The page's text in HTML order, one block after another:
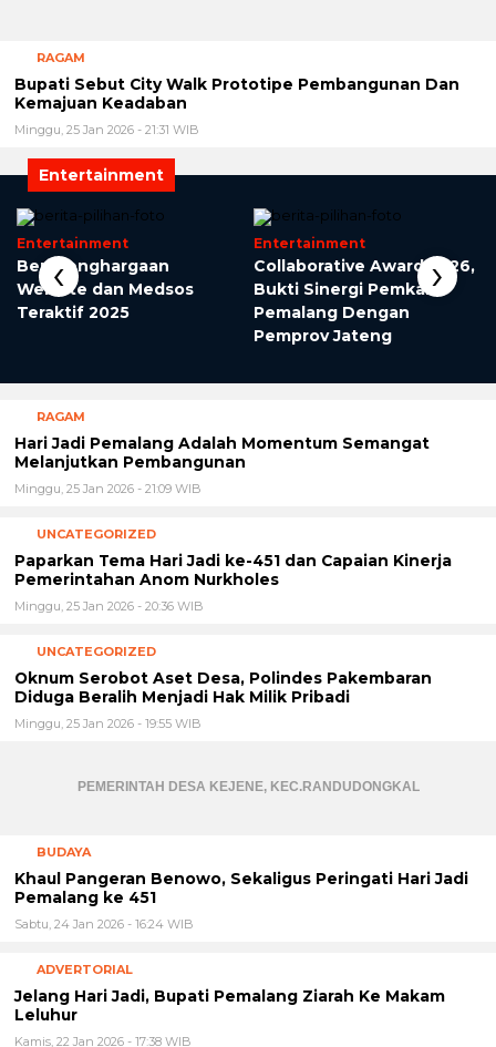
RAGAM
Bupati Sebut City Walk Prototipe Pembangunan Dan
Kemajuan Keadaban
Minggu, 25 Jan 2026 - 21:31 WIB
Entertainment
Entertainment
Beri Penghargaan
Website dan Medsos
Teraktif 2025
Entertainment
Collaborative Award 2026,
Bukti Sinergi Pemkab
Pemalang Dengan
Pemprov Jateng
‹ ›
RAGAM
Hari Jadi Pemalang Adalah Momentum Semangat
Melanjutkan Pembangunan
Minggu, 25 Jan 2026 - 21:09 WIB
UNCATEGORIZED
Paparkan Tema Hari Jadi ke-451 dan Capaian Kinerja
Pemerintahan Anom Nurkholes
Minggu, 25 Jan 2026 - 20:36 WIB
UNCATEGORIZED
Oknum Serobot Aset Desa, Polindes Pakembaran
Diduga Beralih Menjadi Hak Milik Pribadi
Minggu, 25 Jan 2026 - 19:55 WIB
PEMERINTAH DESA KEJENE, KEC.RANDUDONGKAL
BUDAYA
Khaul Pangeran Benowo, Sekaligus Peringati Hari Jadi
Pemalang ke 451
Sabtu, 24 Jan 2026 - 16:24 WIB
ADVERTORIAL
Jelang Hari Jadi, Bupati Pemalang Ziarah Ke Makam
Leluhur
Kamis, 22 Jan 2026 - 17:38 WIB